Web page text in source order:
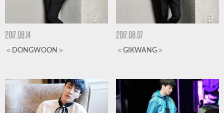
2017.08.14
＜DONGWOON＞
2017.08.07
＜GIKWANG＞